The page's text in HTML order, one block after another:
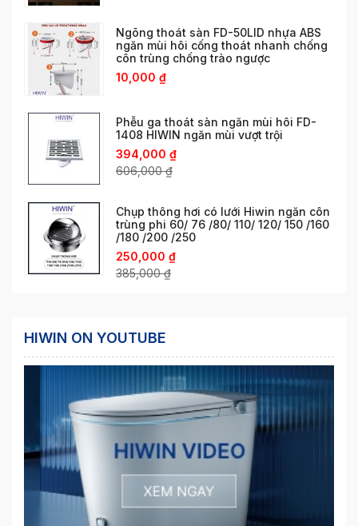
Ngõng thoát sàn FD-50LID nhựa ABS
ngăn mùi hôi cống thoát nhanh chống
côn trùng chống trào ngược
10,000 ₫
Phễu ga thoát sàn ngăn mùi hôi FD-
1408 HIWIN ngăn mùi vượt trội
394,000 ₫
606,000₫
Chụp thông hơi có lưới Hiwin ngăn côn
trùng phi 60/ 76 /80/ 110/ 120/ 150 /160
/180 /200 /250
250,000 ₫
385,000₫
HIWIN ON YOUTUBE